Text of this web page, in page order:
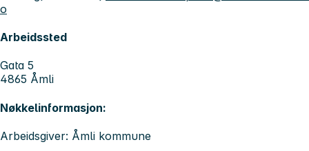
o
Arbeidssted
Gata 5
4865 Åmli
Nøkkelinformasjon:
Arbeidsgiver: Åmli kommune